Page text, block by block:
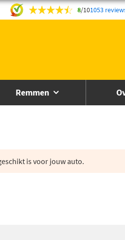
8/101053
Remmen
is voor jouw auto.